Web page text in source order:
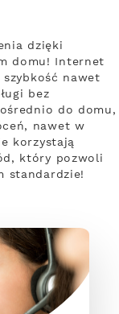
dzięki
domu! Internet
nawet
bez
do domu,
nawet w
korzystają
który pozwoli
standardzie!